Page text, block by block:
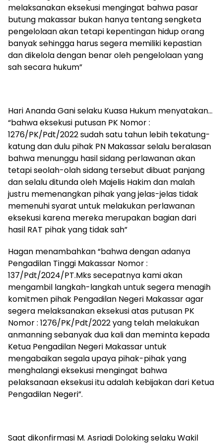
melaksanakan eksekusi mengingat bahwa pasar
butung makassar bukan hanya tentang sengketa
pengelolaan akan tetapi kepentingan hidup orang
banyak sehingga harus segera memiliki kepastian
dan dikelola dengan benar oleh pengelolaan yang
sah secara hukum”
Hari Ananda Gani selaku Kuasa Hukum menyatakan…
“bahwa eksekusi putusan PK Nomor :
1276/PK/Pdt/2022 sudah satu tahun lebih tekatung-
katung dan dulu pihak PN Makassar selalu beralasan
bahwa menunggu hasil sidang perlawanan akan
tetapi seolah-olah sidang tersebut dibuat panjang
dan selalu ditunda oleh Majelis Hakim dan malah
justru memenangkan pihak yang jelas-jelas tidak
memenuhi syarat untuk melakukan perlawanan
eksekusi karena mereka merupakan bagian dari
hasil RAT pihak yang tidak sah”
Hagan menambahkan “bahwa dengan adanya
Pengadilan Tinggi Makassar Nomor :
137/Pdt/2024/PT.Mks secepatnya kami akan
mengambil langkah-langkah untuk segera menagih
komitmen pihak Pengadilan Negeri Makassar agar
segera melaksanakan eksekusi atas putusan PK
Nomor : 1276/PK/Pdt/2022 yang telah melakukan
anmanning sebanyak dua kali dan meminta kepada
Ketua Pengadilan Negeri Makassar untuk
mengabaikan segala upaya pihak-pihak yang
menghalangi eksekusi mengingat bahwa
pelaksanaan eksekusi itu adalah kebijakan dari Ketua
Pengadilan Negeri”.
Saat dikonfirmasi M. Asriadi Doloking selaku Wakil